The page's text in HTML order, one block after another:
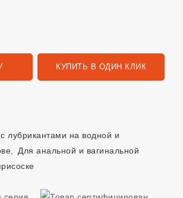
КУПИТЬ В ОДИН КЛИК
лубрикантами на водной и
Для анальной и вагинальной